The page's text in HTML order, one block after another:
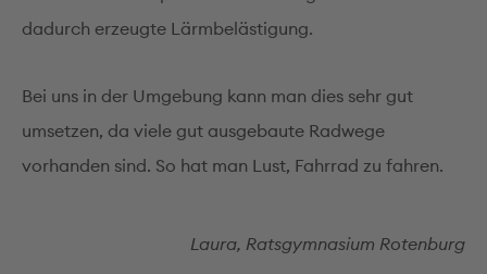
dadurch erzeugte Lärmbelästigung.
Bei uns in der Umgebung kann man dies sehr gut
umsetzen, da viele gut ausgebaute Radwege
vorhanden sind. So hat man Lust, Fahrrad zu fahren.
Laura, Ratsgymnasium Rotenburg